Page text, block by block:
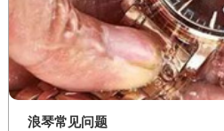
浪琴常见问题